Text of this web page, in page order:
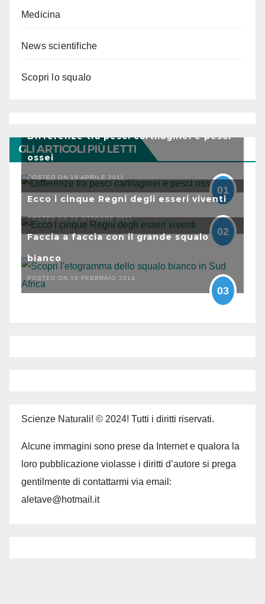
Medicina
News scientifiche
Scopri lo squalo
GLI ARTICOLI PIÙ LETTI
Differenze tra pesci cartilaginei e pesci
ossei
POSTED ON 19 APRILE 2011
01
Ecco i cinque Regni degli esseri viventi
POSTED ON 29 OTTOBRE 2011
02
Faccia a faccia con il grande squalo
bianco
POSTED ON 10 FEBBRAIO 2014
03
Scienze Naturali! © 2024! Tutti i diritti riservati.
Alcune immagini sono prese da Internet e qualora la
loro pubblicazione violasse i diritti d’autore si prega
gentilmente di contattarmi via email:
aletave@hotmail.it